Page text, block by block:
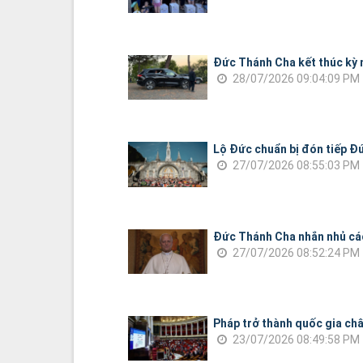
Đức Thánh Cha kết thúc
28/07/2026 09:04:09 PM
Lộ Đức chuẩn bị đón tiếp
27/07/2026 08:55:03 PM
Đức Thánh Cha nhắn nhủ
27/07/2026 08:52:24 PM
Pháp trở thành quốc gia
23/07/2026 08:49:58 PM